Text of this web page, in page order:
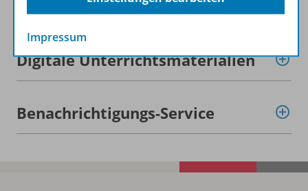
Inhaltsverzeichnis
Digitale Unterrichtsmaterialien
Benachrichtigungs-Service
Impressum